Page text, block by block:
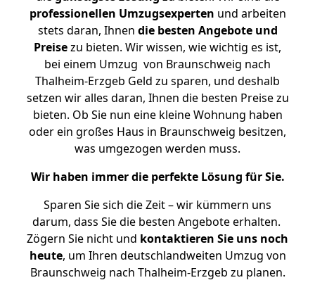
professionellen Umzugsexperten und arbeiten
stets daran, Ihnen die besten Angebote und
Preisezu bieten. Wir wissen, wie wichtig es ist,
bei einem Umzug von Braunschweig nach
Thalheim-Erzgeb Geld zu sparen, und deshalb
setzen wir alles daran, Ihnen die besten Preise zu
bieten. Ob Sie nun eine kleine Wohnung haben
oder ein großes Haus in Braunschweig besitzen,
was umgezogen werden muss.
Wir haben immer die perfekte Lösung für Sie.
Sparen Sie sich die Zeit – wir kümmern uns
darum, dass Sie die besten Angebote erhalten.
Zögern Sie nicht und kontaktieren Sie uns noch
heute, um Ihren deutschlandweiten Umzug von
Braunschweig nach Thalheim-Erzgeb zu planen.